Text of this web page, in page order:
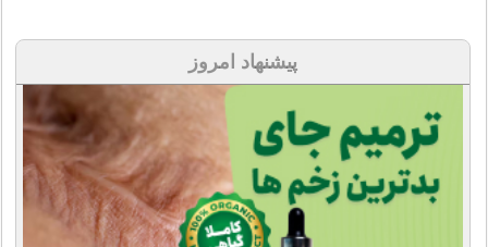
پیشنهاد امروز